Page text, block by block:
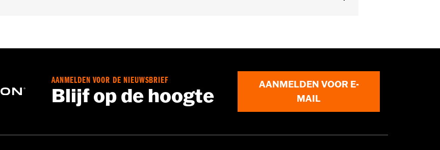
AANMELDEN VOOR DE NIEUWSBRIEF
Blijf op de hoogte
AANMELDEN VOOR E-
MAIL